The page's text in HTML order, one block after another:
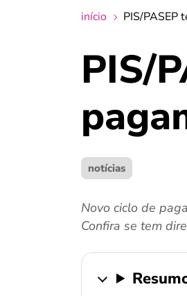
início PIS/PASEP
PIS/
notícias
Novo ciclo de
Confira se tem